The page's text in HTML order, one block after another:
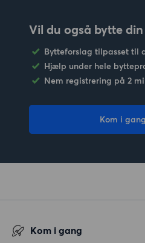
Vil du også bytte
Bytteforslag tilpasset til
Hjælp under hele
Nem registrering på 2
Kom i
Kom i gang